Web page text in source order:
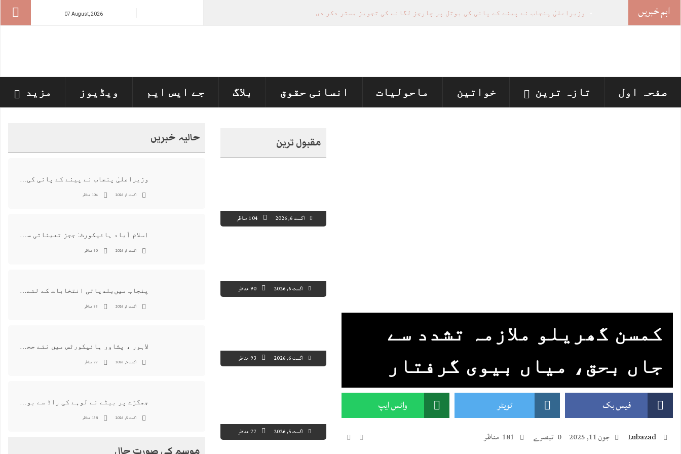
07 August, 2026 اہم خبریں وزیراعلیٰ پنجاب نے پینے کے پانی کی بوتل پر چارجز لگانے کی تجویز مستر دکر دی
جھگڑے پر بیٹے نے لوہے کی راڈ سے بوڑھی ماں اور ہمسائی کو قتل کردیا
صفحہ اول تازہ ترین خواتین ماحولیات انسانی حقوق بلاگ جے ایس ایم ویڈیوز مزید
مقبول ترین
اگست 6, 2026 104 مناظر
اگست 6, 2026 90 مناظر
اگست 6, 2026 93 مناظر
اگست 5, 2026 77 مناظر
کمسن گھریلو ملازمہ تشدد سے
جاں بحق، میاں بیوی گرفتار
فیس بک ٹویٹر واٹس ایپ
Lubazad جون 11, 2025 0 تبصرے 181 مناظر
حالیہ خبریں
وزیراعلیٰ پنجاب نے پینے کے پانی کی بوتل پر چارجز لگانے کی تجویز مستر دکر دی
اگست 6, 2026 104 مناظر
اسلام آباد ہائیکورٹ: ججز تعیناتی سمری منظور نہیں‌ ہونے کے خٌلاف فیصلہ محفوظ
اگست 6, 2026 90 مناظر
پنجاب میں‌بلدیاتی انتخابات کے لئے 12 ارب روپے سے زائد مختص کرنے کی منظوری
اگست 6, 2026 93 مناظر
لاہور ، پشاور ہائیکورٹس میں نئے ججز کی تعیناتی اور مستقلی التواء کا شکار
اگست 5, 2026 77 مناظر
جھگڑے پر بیٹے نے لوہے کی راڈ سے بوڑھی ماں اور ہمسائی کو قتل کردیا
اگست 5, 2026 138 مناظر